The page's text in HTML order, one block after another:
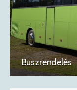
Buszrendelés